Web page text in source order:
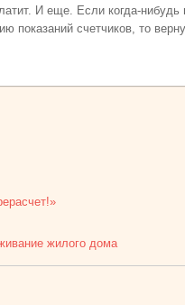
И еще. Если когда-нибудь
показаний счетчиков, то
жилого дома